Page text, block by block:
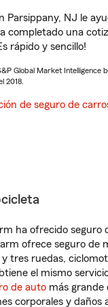
Parsippany, NJ le
completado una
rápido y sencillo!
Global Market Intelligence
2018.
de seguro de
ha ofrecido seguro
ofrece seguro de
tres ruedas,
el mismo
de auto más grande
corporales y daños